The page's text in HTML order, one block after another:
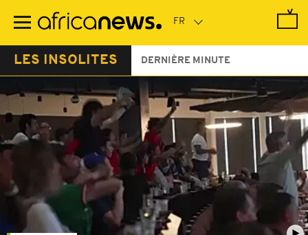
contenu
LES INSOLITES DERNIÈRE MINUTE